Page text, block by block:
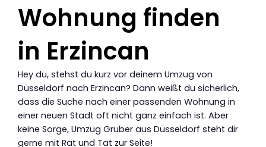
Wohnung finden
in Erzincan
Hey du, stehst du kurz vor deinem Umzug von
Düsseldorf nach Erzincan? Dann weißt du sicherlich,
dass die Suche nach einer passenden Wohnung in
einer neuen Stadt oft nicht ganz einfach ist. Aber
keine Sorge, Umzug Gruber aus Düsseldorf steht dir
gerne mit Rat und Tat zur Seite!